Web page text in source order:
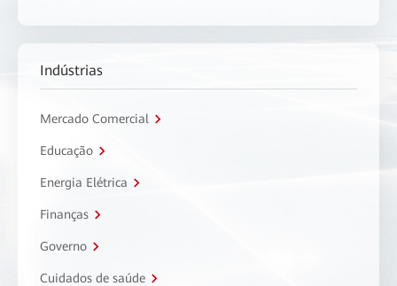
Indústrias
Mercado Comercial
Educação
Energia Elétrica
Finanças
Governo
Cuidados de saúde